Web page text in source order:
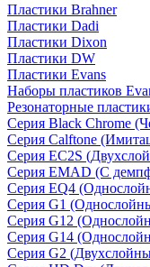
Пластики Brahner
Пластики Dadi
Пластики Dixon
Пластики DW
Пластики Evans
Наборы пластиков
Резонаторные
Серия Black Chrome
Серия Calftone
Серия EC2S
Серия EMAD (С
Серия EQ4
Серия G1
Серия G12
Серия G14
Серия G2